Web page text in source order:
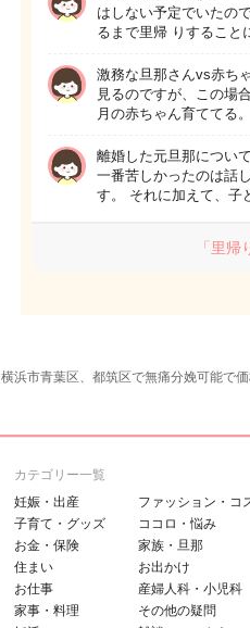
はしない予定でいたの
るまで里帰 りするこ
激務な旦那さんvs赤ち
見るのですが、この場
月の赤ちゃん育ててる
離婚した元旦那につい
一番苦しかったのは話
す。 それに加えて、子
「里
横浜市青葉区、都筑区で無痛分娩可能で
カテゴリー一覧
妊娠・出産
子育て・グッズ
お金・保険
住まい
お仕事
家事・料理
ファッション・コ
ココロ・悩み
家族・旦那
お出かけ
産婦人科・小児科
その他の疑問